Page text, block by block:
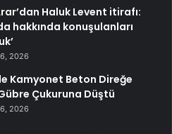
Haluk Levent itirafı:
hakkında konuşulanları
2026
Kamyonet Beton Direğe
Çukuruna Düştü
2026